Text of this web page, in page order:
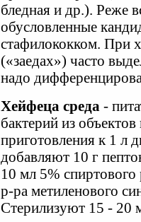
бледная и др.). Реже
обусловленные
стафилококком. При
(«заедах») часто
надо
Хейфеца среда -
бактерий из
приготовления к 1 л
добавляют 10 г
10 мл 5%
р-ра метиленового
Стерилизуют 15 - 20